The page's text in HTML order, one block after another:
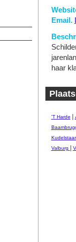
Email.
haar
'T Harde
Valburg